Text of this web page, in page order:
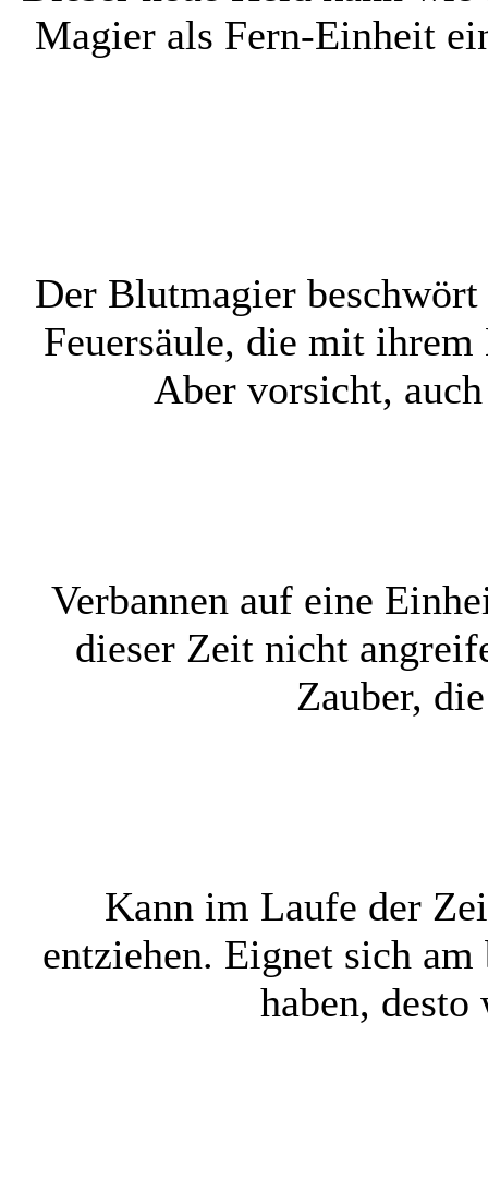
Magier als Fern-Einheit
Der Blutmagier
Feuersäule, die mit
Aber vorsicht,
Verbannen auf eine
dieser Zeit nicht
Zauber,
Kann im Laufe der
entziehen. Eignet sich
haben,